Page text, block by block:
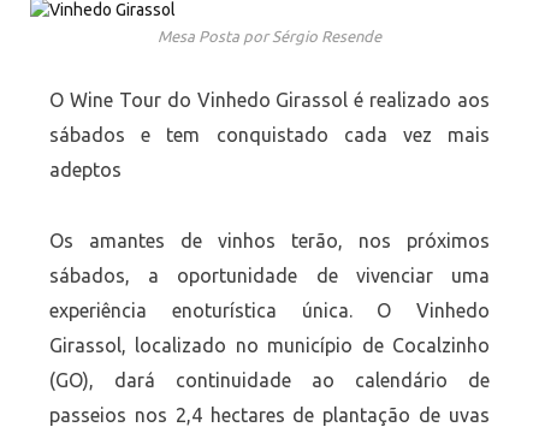
Mesa Posta por Sérgio Resende
O Wine Tour do Vinhedo Girassol é realizado aos
sábados e tem conquistado cada vez mais
adeptos
Os amantes de vinhos terão, nos próximos
sábados, a oportunidade de vivenciar uma
experiência enoturística única. O Vinhedo
Girassol, localizado no município de Cocalzinho
(GO), dará continuidade ao calendário de
passeios nos 2,4 hectares de plantação de uvas